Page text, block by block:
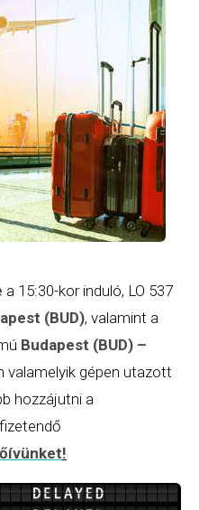
a 15:30-kor induló, LO 537
(BUD), valamint a
Budapest (BUD) –
valamelyik gépen utazott
hozzájutni a
!